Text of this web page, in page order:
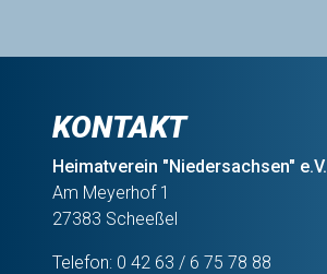
KONTAKT
Heimatverein "Niedersachsen" e.V.
Am Meyerhof 1
27383 Scheeßel
Telefon: 0 42 63 / 6 75 78 88